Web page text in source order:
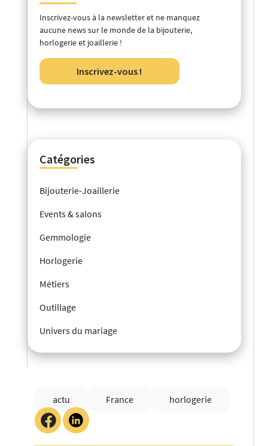
Inscrivez-vous à la newsletter et ne manquez
aucune news sur le monde de la bijouterie,
horlogerie et joaillerie !
Inscrivez-vous !
Catégories
Bijouterie-Joaillerie
Events & salons
Gemmologie
Horlogerie
Métiers
Outillage
Univers du mariage
actu France horlogerie